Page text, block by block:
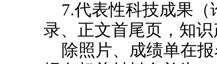
7.代表性科技成果
录、正文首尾页，知
除照片、成绩单在